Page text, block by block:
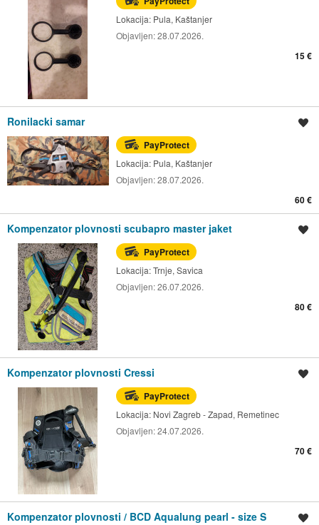
Lokacija: Pula, Kaštanjer
Objavljen:28.07.2026.
15 €
Ronilacki samar
PayProtect
Lokacija: Pula, Kaštanjer
Objavljen:28.07.2026.
60 €
Kompenzator plovnosti scubapro master jaket
PayProtect
Lokacija:Trnje, Savica
Objavljen:26.07.2026.
80 €
Kompenzator plovnosti Cressi
PayProtect
Lokacija: Novi Zagreb - Zapad, Remetinec
Objavljen:24.07.2026.
70 €
Kompenzator plovnosti / BCD Aqualung pearl - size S